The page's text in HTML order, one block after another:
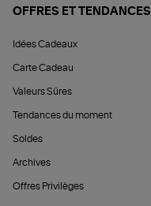
OFFRES ET TENDANCES
Idées Cadeaux
Carte Cadeau
Valeurs Sûres
Tendances du moment
Soldes
Archives
Offres Privilèges